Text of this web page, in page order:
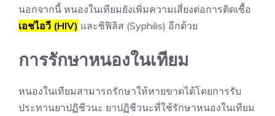
นอกจากนี้ หนองในเทียมยังเพิ่มความเสี่ยงต่อการติดเชื้อ
เอชไอวี (HIV) และซิฟิลิส (Syphilis) อีกด้วย
การรักษาหนองในเทียม
หนองในเทียมสามารถรักษาให้หายขาดได้โดยการรับ
ประทานยาปฏิชีวนะ ยาปฏิชีวนะที่ใช้รักษาหนองในเทียม